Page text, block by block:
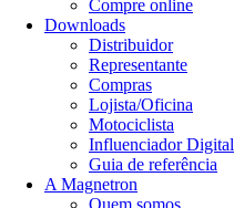
Compre online
Downloads
Distribuidor
Representante
Compras
Lojista/Oficina
Motociclista
Influenciador Digital
Guia de referência
A Magnetron
Quem somos